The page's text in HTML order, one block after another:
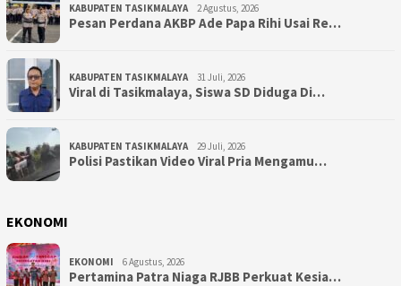
KABUPATEN TASIKMALAYA 2 Agustus, 2026
Pesan Perdana AKBP Ade Papa Rihi Usai Re…
KABUPATEN TASIKMALAYA 31 Juli, 2026
Viral di Tasikmalaya, Siswa SD Diduga Di…
KABUPATEN TASIKMALAYA 29 Juli, 2026
Polisi Pastikan Video Viral Pria Mengamu…
EKONOMI
EKONOMI 6 Agustus, 2026
Pertamina Patra Niaga RJBB Perkuat Kesia…